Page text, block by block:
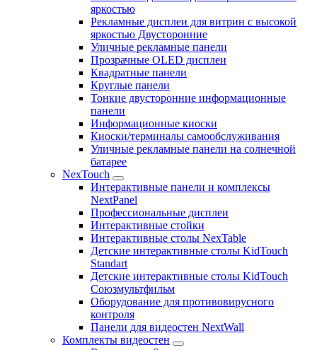
яркостью
Рекламные дисплеи для витрин с высокой
яркостью Двусторонние
Уличные рекламные панели
Прозрачные OLED дисплеи
Квадратные панели
Круглые панели
Тонкие двусторонние информационные
панели
Информационные киоски
Киоски/терминалы самообслуживания
Уличные рекламные панели на солнечной
батарее
NexTouch
Интерактивные панели и комплексы
NextPanel
Профессиональные дисплеи
Интерактивные стойки
Интерактивные столы NexTable
Детские интерактивные столы KidTouch
Standart
Детские интерактивные столы KidTouch
Союзмультфильм
Оборудование для противовирусного
контроля
Панели для видеостен NextWall
Комплекты видеостен